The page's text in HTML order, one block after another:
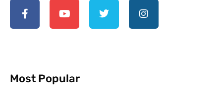
Most Popular